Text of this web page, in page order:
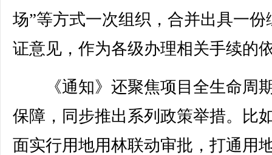
场”等方式一次组织，合并出具一份
证意见，作为各级办理相关手续的
《通知》还聚焦项目全生命周
保障，同步推出系列政策举措。比
面实行用地用林联动审批，打通用